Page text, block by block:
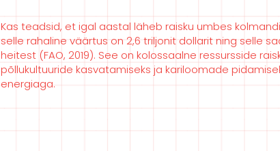
Kas teadsid, et igal aastal läheb raisku umbes
selle rahaline väärtus on 2,6 triljonit dollarit ning selle
heitest (FAO, 2019). See on kolossaalne ressursside
põllukultuuride kasvatamiseks ja kariloomade
energiaga.